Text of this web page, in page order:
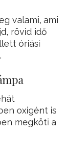
valami, ami
rövid idő
óriási
oxigént is
megköti a